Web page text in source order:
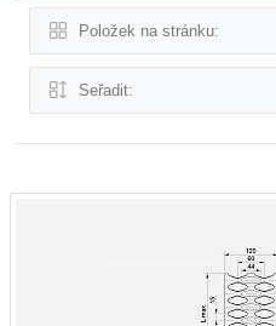
Položek na stránku:
Seřadit: